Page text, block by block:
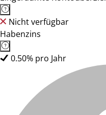
Nicht verfügbar
Habenzins
0.50% pro Jahr